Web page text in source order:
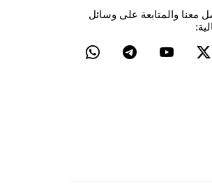
معنا والمتابعة على وسائل